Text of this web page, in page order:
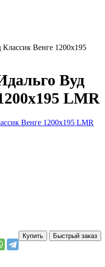
Венге 1200х195
Вуд
LMR
Купить Быстрый заказ